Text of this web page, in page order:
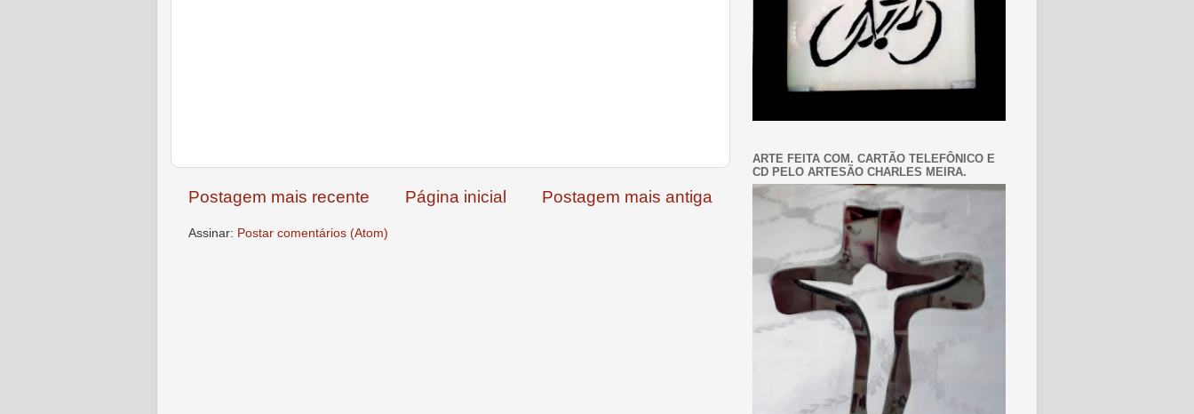
Postagem mais recente Postagem mais antiga
Página inicial
Assinar: Postar comentários (Atom)
ARTE FEITA COM. CARTÃO TELEFÔNICO E
CD PELO ARTESÃO CHARLES MEIRA.